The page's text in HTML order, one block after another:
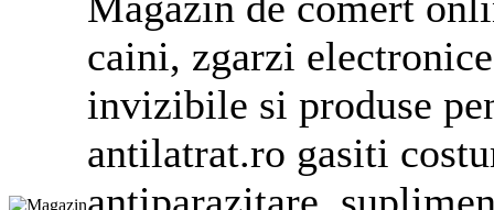
caini, zgarzi
invizibile si produse
antilatrat.ro gasiti